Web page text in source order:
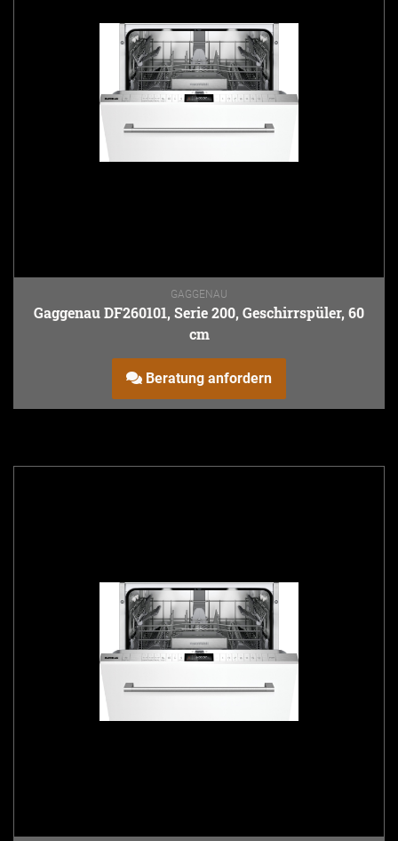
GAGGENAU
Gaggenau DF260101, Serie 200, Geschirrspüler, 60
cm
Beratung anfordern